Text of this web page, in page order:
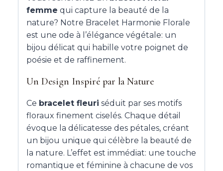
femme qui capture la beauté de la
nature? Notre Bracelet Harmonie Florale
est une ode à l’élégance végétale: un
bijou délicat qui habille votre poignet de
poésie et de raffinement.
Un Design Inspiré par la Nature
Ce bracelet fleuri séduit par ses motifs
floraux finement ciselés. Chaque détail
évoque la délicatesse des pétales, créant
un bijou unique qui célèbre la beauté de
la nature. L’effet est immédiat: une touche
romantique et féminine à chacune de vos